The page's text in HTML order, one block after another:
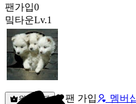
팬가입0
밐타운Lv.1
원픽선택 팬 가입 멤버